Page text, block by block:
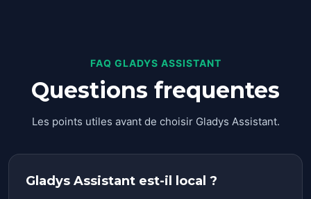
FAQ GLADYS ASSISTANT
Questions frequentes
Les points utiles avant de choisir Gladys Assistant.
Gladys Assistant est-il local ?